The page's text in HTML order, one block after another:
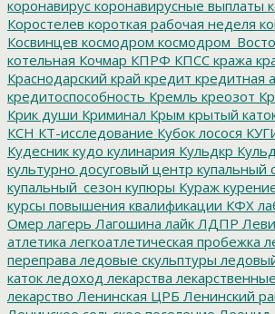
коронавирус коронавирусные выплаты
Коростелев короткая рабочая неделя
Косвинцев космодром
котельная Кочмар КПРФ КПСС кража
Краснодарский край кредит кредитная
кредитоспособность Кремль креозот
Крик души Криминал Крым крытый
КСН КТ-исследование Кубок лосося
Кудесник кудо кулинария Кульдкр
культурно досуговый центр купальный
купальный_сезон купюры Кураж
курсы повышения квалификации КФХ
Омер лагерь Лагошина лайк ЛДПР
атлетика легкоатлетическая пробежка
переправа ледовые скульптуры
каток ледоход лекарства
лекарство Ленинская ЦРБ Ленинский